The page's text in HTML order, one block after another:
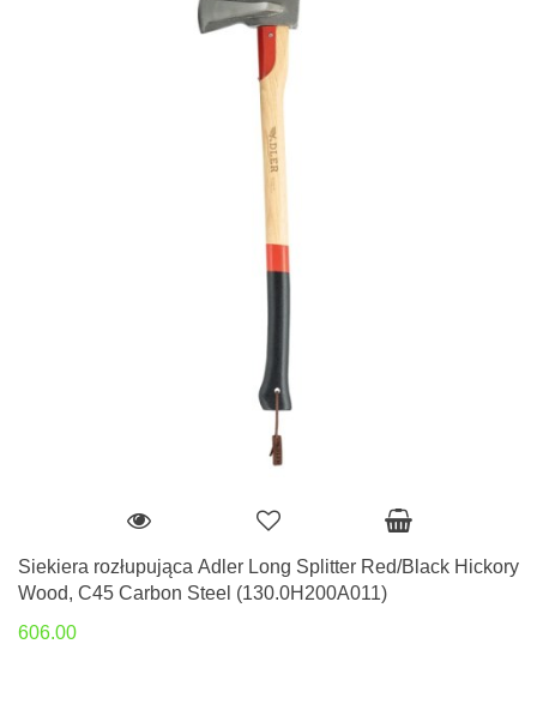
Siekiera rozłupująca Adler Long Splitter Red/Black Hickory
Wood, C45 Carbon Steel (130.0H200A011)
606.00